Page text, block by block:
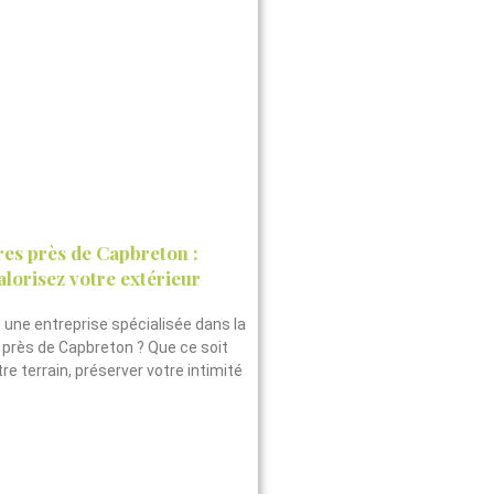
près de Capbreton :
votre extérieur
entreprise spécialisée dans la
de Capbreton ? Que ce soit
terrain, préserver votre intimité